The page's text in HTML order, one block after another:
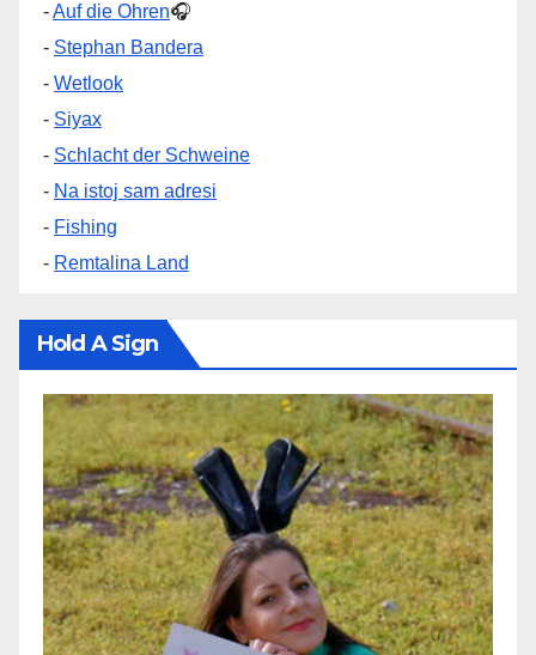
-Auf die Ohren🎧
- Stephan Bandera
- Wetlook
- Siyax
- Schlacht der Schweine
- Na istoj sam adresi
- Fishing
- Remtalina Land
Hold A Sign